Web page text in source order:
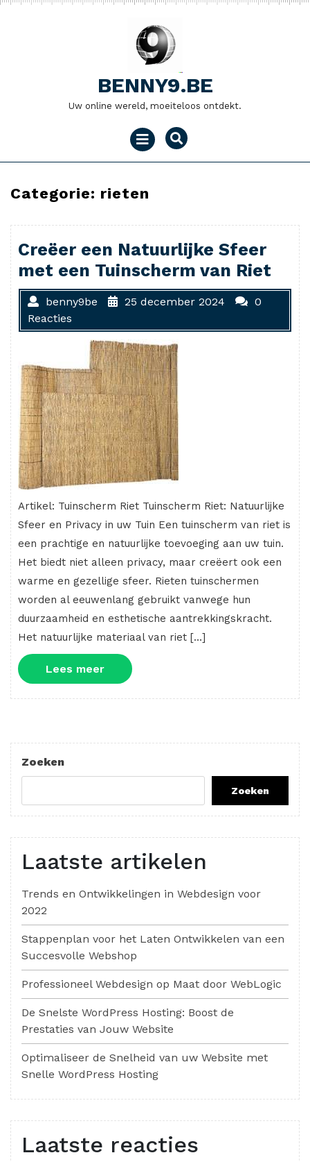
Naar
BENNY9.BE
Uw online wereld, moeiteloos ontdekt.
Menu
openen
Categorie: rieten
Creëer een Natuurlijke Sfeer
met een Tuinscherm van Riet
benny9be 25 december 2024
0
Reacties
Artikel: Tuinscherm Riet Tuinscherm Riet: Natuurlijke
Sfeer en Privacy in uw Tuin Een tuinscherm van riet is
een prachtige en natuurlijke toevoeging aan uw tuin.
Het biedt niet alleen privacy, maar creëert ook een
warme en gezellige sfeer. Rieten tuinschermen
worden al eeuwenlang gebruikt vanwege hun
duurzaamheid en esthetische aantrekkingskracht.
Het natuurlijke materiaal van riet […]
Lees meerLees
meer
Zoeken
Zoeken
Laatste artikelen
Trends en Ontwikkelingen in Webdesign voor
2022
Stappenplan voor het Laten Ontwikkelen van een
Succesvolle Webshop
Professioneel Webdesign op Maat door WebLogic
De Snelste WordPress Hosting: Boost de
Prestaties van Jouw Website
Optimaliseer de Snelheid van uw Website met
Snelle WordPress Hosting
Laatste reacties